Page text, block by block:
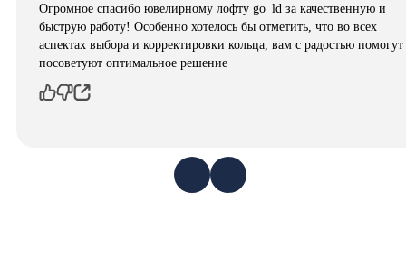
Огромное спасибо ювелирному лофту go_ld за качественную и
быструю работу! Особенно хотелось бы отметить, что во всех
аспектах выбора и корректировки кольца, вам с радостью
посоветуют оптимальное решение